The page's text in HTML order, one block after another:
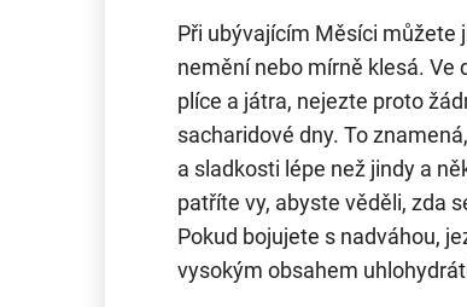
Při ubývajícím Měsíci můžete
nemění nebo mírně klesá. Ve
plíce a játra, nejezte proto
sacharidové dny. To
a sladkosti lépe než jindy a
patříte vy, abyste věděli, zda
Pokud bojujete s nadváhou,
vysokým obsahem